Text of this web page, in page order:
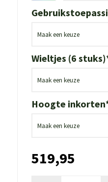
Wieltjes (6 stuks)
Hoogte inkorten
519,95